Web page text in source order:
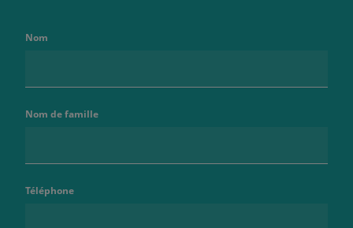
Nom
Nom de famille
Téléphone